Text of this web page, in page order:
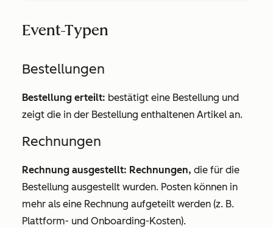
Event-Typen
Bestellungen
Bestellung erteilt: bestätigt eine Bestellung und
zeigt die in der Bestellung enthaltenen Artikel an.
Rechnungen
Rechnung ausgestellt: Rechnungen, die für die
Bestellung ausgestellt wurden. Posten können in
mehr als eine Rechnung aufgeteilt werden (z. B.
Plattform- und Onboarding-Kosten).